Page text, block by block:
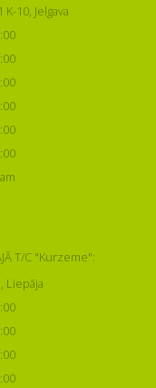
K-10, Jelgava
T/C "Kurzeme":
Liepāja